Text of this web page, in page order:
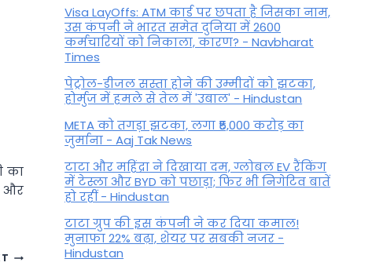
का
और
Visa LayOffs: ATM कार्ड पर छपता है जिसका नाम,
उस कंपनी ने भारत समेत दुनिया में 2600
कर्मचारियों को निकाला, कारण? - Navbharat
Times
पेट्रोल-डीजल सस्ता होने की उम्मीदों को झटका,
होर्मुज में हमले से तेल में 'उबाल' - Hindustan
META को तगड़ा झटका, लगा ₹5,000 करोड़ का
जुर्माना - Aaj Tak News
टाटा और महिंद्रा ने दिखाया दम, ग्लोबल EV रैंकिंग
में टेस्ला और BYD को पछाड़ा; फिर भी निगेटिव बातें
हो रहीं - Hindustan
टाटा ग्रुप की इस कंपनी ने कर दिया कमाल!
मुनाफा 22% बढ़ा, शेयर पर सबकी नजर -
Hindustan